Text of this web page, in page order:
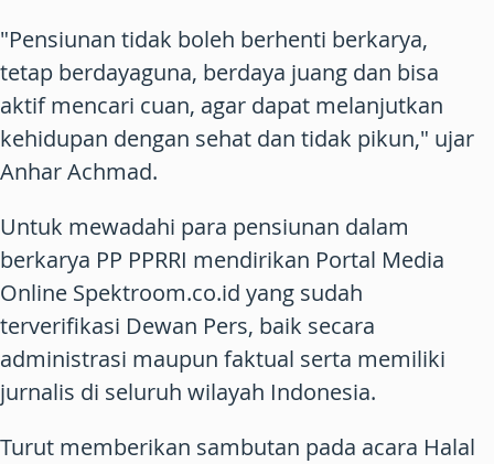
"Pensiunan tidak boleh berhenti berkarya,
tetap berdayaguna, berdaya juang dan bisa
aktif mencari cuan, agar dapat melanjutkan
kehidupan dengan sehat dan tidak pikun," ujar
Anhar Achmad.
Untuk mewadahi para pensiunan dalam
berkarya PP PPRRI mendirikan Portal Media
Online Spektroom.co.id yang sudah
terverifikasi Dewan Pers, baik secara
administrasi maupun faktual serta memiliki
jurnalis di seluruh wilayah Indonesia.
Turut memberikan sambutan pada acara Halal